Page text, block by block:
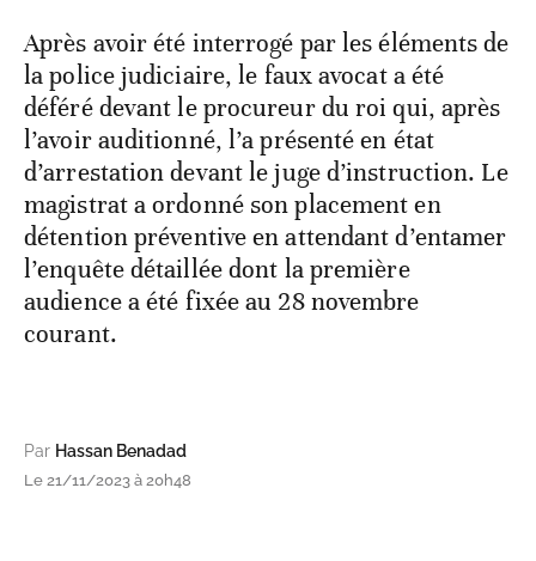
Après avoir été interrogé par les éléments de
la police judiciaire, le faux avocat a été
déféré devant le procureur du roi qui, après
l’avoir auditionné, l’a présenté en état
d’arrestation devant le juge d’instruction. Le
magistrat a ordonné son placement en
détention préventive en attendant d’entamer
l’enquête détaillée dont la première
audience a été fixée au 28 novembre
courant.
Par Hassan Benadad
Le 21/11/2023 à 20h48